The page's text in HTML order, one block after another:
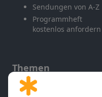
Sendungen von A-Z
Programmheft
kostenlos anfordern
Themen
Gott und Bibel erklärt